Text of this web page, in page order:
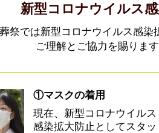
新型コロナウイルス
祭では新型コロナウイルス感
ご理解とご協力を賜りま
①マスクの着用
現在、新型コロナウイルス
感染拡大防止としてスタッ